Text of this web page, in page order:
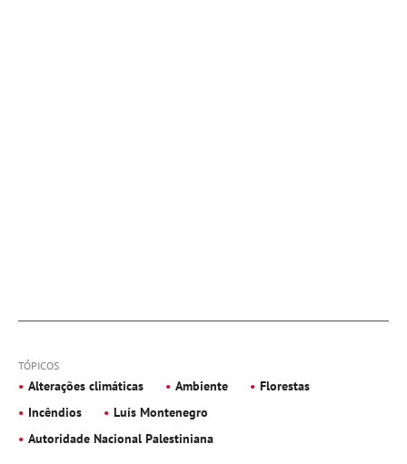
TÓPICOS
Alterações climáticas Ambiente
Florestas
Incêndios
Luís Montenegro
Autoridade Nacional Palestiniana